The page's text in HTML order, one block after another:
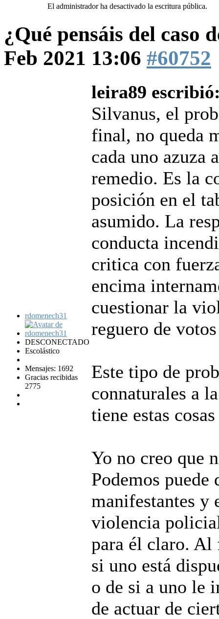
El administrador ha desactivado la escritura pública.
¿Qué pensáis del caso
Feb 2021 13:06 #60752
rdomenech31
DESCONECTADO
Escolástico
Mensajes: 1692
Gracias recibidas
2775
leira89
Silvanus, el
final, no queda
cada uno azuza
remedio. Es la
posición en el
asumido. La
conducta
critica con
encima
cuestionar la
reguero de
Este tipo de
connaturales a
tiene estas
Yo no creo que
Podemos
manifestantes y
violencia
para él claro. Al
si uno está
o de si a uno le
de actuar de